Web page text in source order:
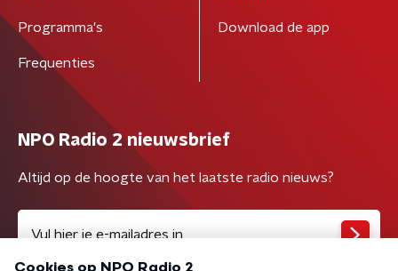
Programma's
Frequenties
Download de app
NPO Radio 2 nieuwsbrief
Altijd op de hoogte van het laatste radio nieuws?